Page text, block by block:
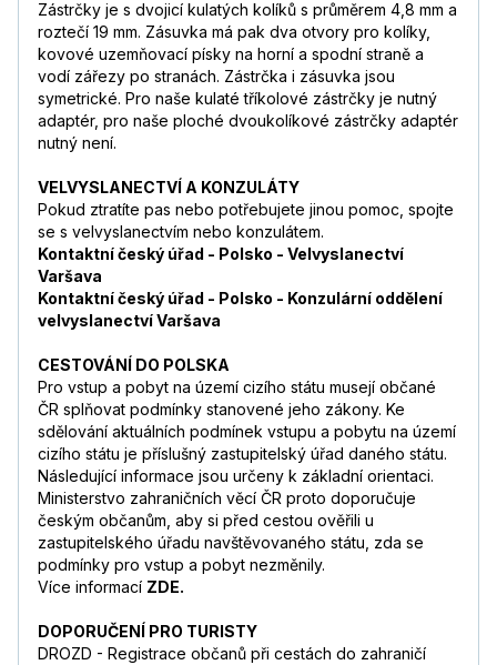
Zástrčky je s dvojicí kulatých kolíků s průměrem 4,8 mm a
roztečí 19 mm. Zásuvka má pak dva otvory pro kolíky,
kovové uzemňovací písky na horní a spodní straně a
vodí zářezy po stranách. Zástrčka i zásuvka jsou
symetrické. Pro naše kulaté tříkolové zástrčky je nutný
adaptér, pro naše ploché dvoukolíkové zástrčky adaptér
nutný není.
VELVYSLANECTVÍ A KONZULÁTY
Pokud ztratíte pas nebo potřebujete jinou pomoc, spojte
se s velvyslanectvím nebo konzulátem.
Kontaktní český úřad - Polsko - Velvyslanectví
Varšava
Kontaktní český úřad - Polsko - Konzulární oddělení
velvyslanectví Varšava
CESTOVÁNÍ DO POLSKA
Pro vstup a pobyt na území cizího státu musejí občané
ČR splňovat podmínky stanovené jeho zákony. Ke
sdělování aktuálních podmínek vstupu a pobytu na území
cizího státu je příslušný zastupitelský úřad daného státu.
Následující informace jsou určeny k základní orientaci.
Ministerstvo zahraničních věcí ČR proto doporučuje
českým občanům, aby si před cestou ověřili u
zastupitelského úřadu navštěvovaného státu, zda se
podmínky pro vstup a pobyt nezměnily.
Více informací ZDE.
DOPORUČENÍ PRO TURISTY
DROZD - Registrace občanů při cestách do zahraničí